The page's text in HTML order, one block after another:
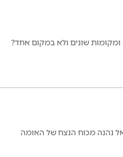
שונים ולא במקום אחד?
נהנה מכוח הנצח של האומה